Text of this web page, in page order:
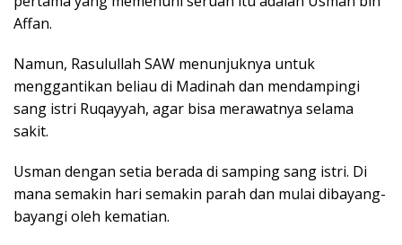
Affan.
Namun, Rasulullah SAW menunjuknya untuk
menggantikan beliau di Madinah dan mendampingi
sang istri Ruqayyah, agar bisa merawatnya selama
sakit.
Usman dengan setia berada di samping sang istri. Di
mana semakin hari semakin parah dan mulai dibayang-
bayangi oleh kematian.